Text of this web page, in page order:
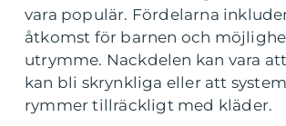
vara populär. Fördelarna
åtkomst för barnen och
utrymme. Nackdelen kan vara
kan bli skrynkliga eller att
rymmer tillräckligt med kläder.